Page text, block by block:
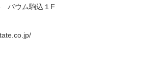
バウム駒込１F